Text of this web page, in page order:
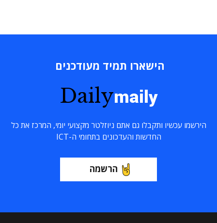
הישארו תמיד מעודכנים
Dailymaily
הירשמו עכשיו ותקבלו גם אתם ניוזלטר מקצועי יומי, המרכז את כל
החדשות והעדכונים בתחומי ה-ICT
הרשמה